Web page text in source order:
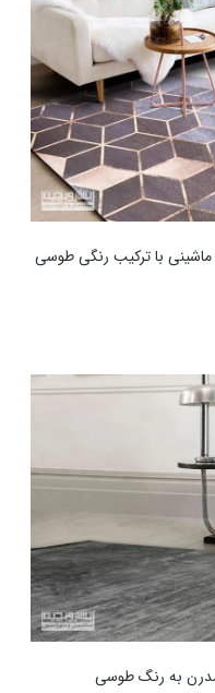
با ترکیب رنگی طوسی
به رنگ طوسی